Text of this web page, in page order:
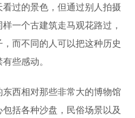
过的景色，但通过别人拍摄
一个古建筑走马观花路过，
而不同的人可以把这种历史
些感动。
西相对那些非常大的博物馆
括各种沙盘，民俗场景以及